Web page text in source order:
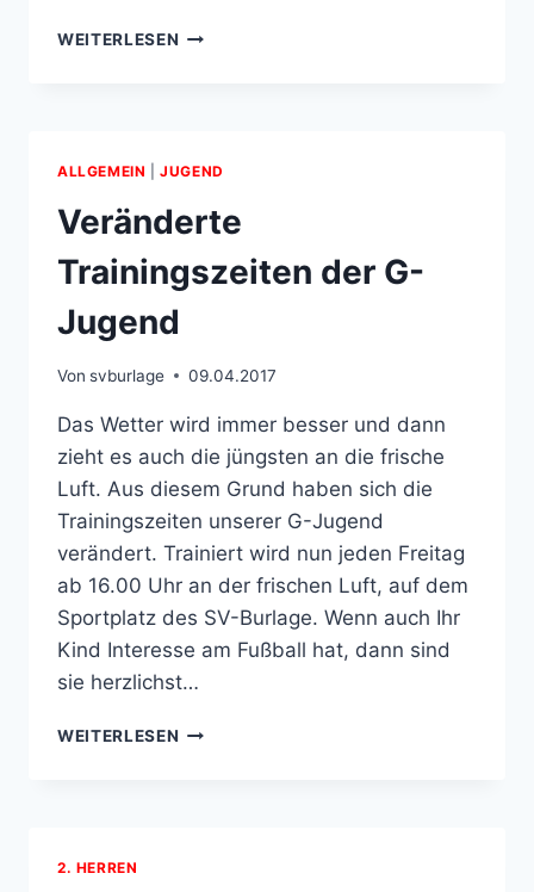
WEITERLESEN FLEISSIGE H
ALLGEMEIN |JUGEND
Veränderte
Trainingszeiten der G-
Jugend
Von svburlage 09.04.2017
Das Wetter wird immer besser und dann
zieht es auch die jüngsten an die frische
Luft. Aus diesem Grund haben sich die
Trainingszeiten unserer G-Jugend
verändert. Trainiert wird nun jeden Freitag
ab 16.00 Uhr an der frischen Luft, auf dem
Sportplatz des SV-Burlage. Wenn auch Ihr
Kind Interesse am Fußball hat, dann sind
sie herzlichst…
WEITERLESEN VERÄNDERTE
2. HERREN